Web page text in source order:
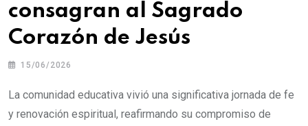
consagran al Sagrado
Corazón de Jesús
15/06/2026
La comunidad educativa vivió una significativa jornada de fe
y renovación espiritual, reafirmando su compromiso de